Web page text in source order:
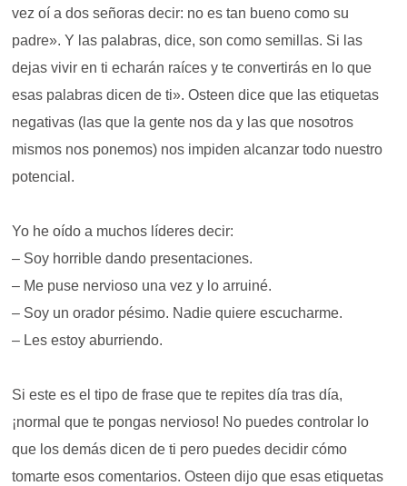
vez oí a dos señoras decir: no es tan bueno como su
padre». Y las palabras, dice, son como semillas. Si las
dejas vivir en ti echarán raíces y te convertirás en lo que
esas palabras dicen de ti».Osteen dice que las etiquetas
negativas (las que la gente nos da y las que nosotros
mismos nos ponemos) nos impiden alcanzar todo nuestro
potencial.
Yo he oído a muchos líderes decir:
– Soy horrible dando presentaciones.
– Me puse nervioso una vez y lo arruiné.
– Soy un orador pésimo. Nadie quiere escucharme.
– Les estoy aburriendo.
Si este es el tipo de frase que te repites día tras día,
¡normal que te pongas nervioso! No puedes controlar lo
que los demás dicen de ti pero puedes decidir cómo
tomarte esos comentarios. Osteen dijo que esas etiquetas